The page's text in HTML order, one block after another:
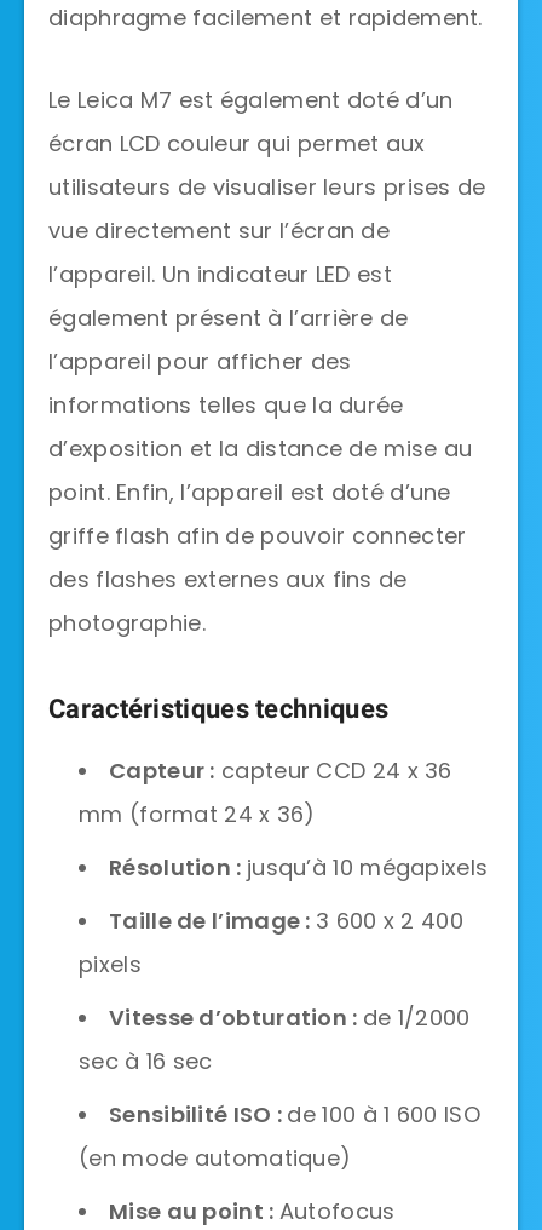
diaphragme facilement et rapidement.
Le Leica M7 est également doté d’un
écran LCD couleur qui permet aux
utilisateurs de visualiser leurs prises de
vue directement sur l’écran de
l’appareil. Un indicateur LED est
également présent à l’arrière de
l’appareil pour afficher des
informations telles que la durée
d’exposition et la distance de mise au
point. Enfin, l’appareil est doté d’une
griffe flash afin de pouvoir connecter
des flashes externes aux fins de
photographie.
Caractéristiques techniques
Capteur : capteur CCD 24 x 36
mm (format 24 x 36)
Résolution : jusqu’à 10 mégapixels
Taille de l’image : 3 600 x 2 400
pixels
Vitesse d’obturation : de 1/2000
sec à 16 sec
Sensibilité ISO : de 100 à 1 600 ISO
(en mode automatique)
Mise au point : Autofocus